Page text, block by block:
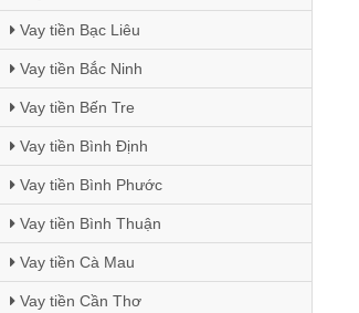
Vay tiền Bạc Liêu
Vay tiền Bắc Ninh
Vay tiền Bến Tre
Vay tiền Bình Định
Vay tiền Bình Phước
Vay tiền Bình Thuận
Vay tiền Cà Mau
Vay tiền Cần Thơ